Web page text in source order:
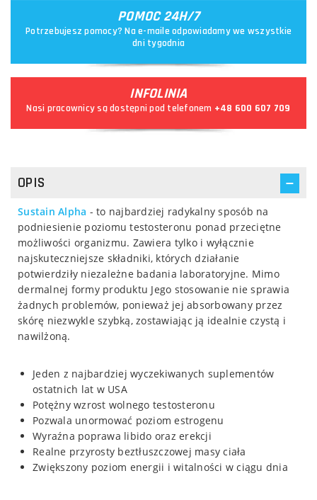
POMOC 24H/7
Potrzebujesz pomocy? Na e-maile odpowiadamy we wszystkie
dni tygodnia
INFOLINIA
Nasi pracownicy są dostępni pod telefonem +48 600 607 709
OPIS
Sustain Alpha - to najbardziej radykalny sposób na
podniesienie poziomu testosteronu ponad przeciętne
możliwości organizmu. Zawiera tylko i wyłącznie
najskuteczniejsze składniki, których działanie
potwierdziły niezależne badania laboratoryjne. Mimo
dermalnej formy produktu Jego stosowanie nie sprawia
żadnych problemów, ponieważ jej absorbowany przez
skórę niezwykle szybką, zostawiając ją idealnie czystą i
nawilżoną.
Jeden z najbardziej wyczekiwanych suplementów
ostatnich lat w USA
Potężny wzrost wolnego testosteronu
Pozwala unormować poziom estrogenu
Wyraźna poprawa libido oraz erekcji
Realne przyrosty beztłuszczowej masy ciała
Zwiększony poziom energii i witalności w ciągu dnia